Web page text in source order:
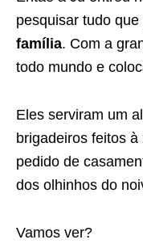
pesquisar tudo
família. Com a
todo mundo e
Eles serviram um
brigadeiros feitos
pedido de
dos olhinhos do
Vamos ver?